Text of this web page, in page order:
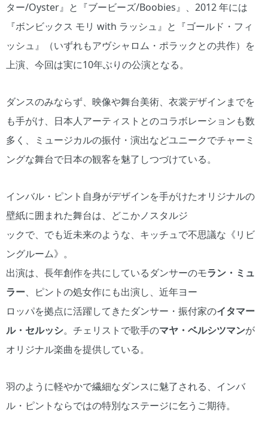
ター/Oyster』と『ブービーズ/Boobies』、2012 年には
『ボンビックス モリ with ラッシュ』と『ゴールド・フィ
ッシュ』（いずれもアヴシャロム・ポラックとの共作）を
上演、今回は実に10年ぶりの公演となる。
ダンスのみならず、映像や舞台美術、衣裳デザインまでを
も手がけ、日本人アーティストとのコラボレーションも数
多く、ミュージカルの振付・演出などユニークでチャーミ
ングな舞台で日本の観客を魅了しつづけている。
インバル・ピント自身がデザインを手がけたオリジナルの
壁紙に囲まれた舞台は、どこかノスタルジ
ックで、でも近未来のような、キッチュで不思議な《リビ
ングルーム》。
出演は、長年創作を共にしているダンサーのモラン・ミュ
ラー、ピントの処女作にも出演し、近年ヨー
ロッパを拠点に活躍してきたダンサー・振付家のイタマー
ル・セルッシ。チェリストで歌手のマヤ・ベルシツマンが
オリジナル楽曲を提供している。
羽のように軽やかで繊細なダンスに魅了される、インバ
ル・ピントならではの特別なステージに乞うご期待。